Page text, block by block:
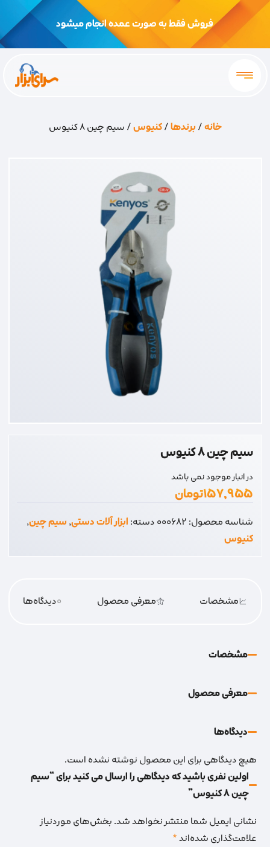
فروش فقط به صورت عمده انجام میشود
خانه/برندها/کنیوس/ سیم چین 8 کنیوس
سیم چین 8 کنیوس
در انبار موجود نمی باشد
۱۵۷,۹۵۵تومان
شناسه محصول:000682دسته:ابزار آلات دستی,سیم چین,
کنیوس
مشخصات معرفی محصول 0دیدگاه‌‌ها
مشخصات
معرفی محصول
دیدگاه‌‌ها
هیچ دیدگاهی برای این محصول نوشته نشده است.
اولین نفری باشید که دیدگاهی را ارسال می کنید برای “سیم
چین 8 کنیوس”
نشانی ایمیل شما منتشر نخواهد شد.بخش‌های موردنیاز
علامت‌گذاری شده‌اند*